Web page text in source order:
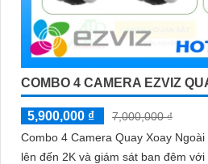
COMBO 4 CAMERA EZVIZ
5,900,000 ₫
7,000,000 ₫
Combo 4 Camera Quay Xoay
lên đến 2K và giám sát ban đêm